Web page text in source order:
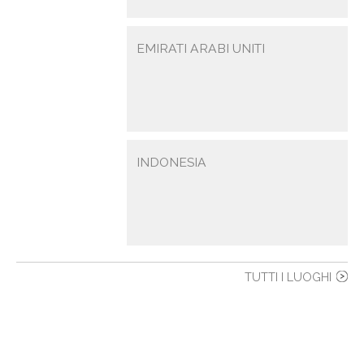
EMIRATI ARABI UNITI
INDONESIA
TUTTI I LUOGHI